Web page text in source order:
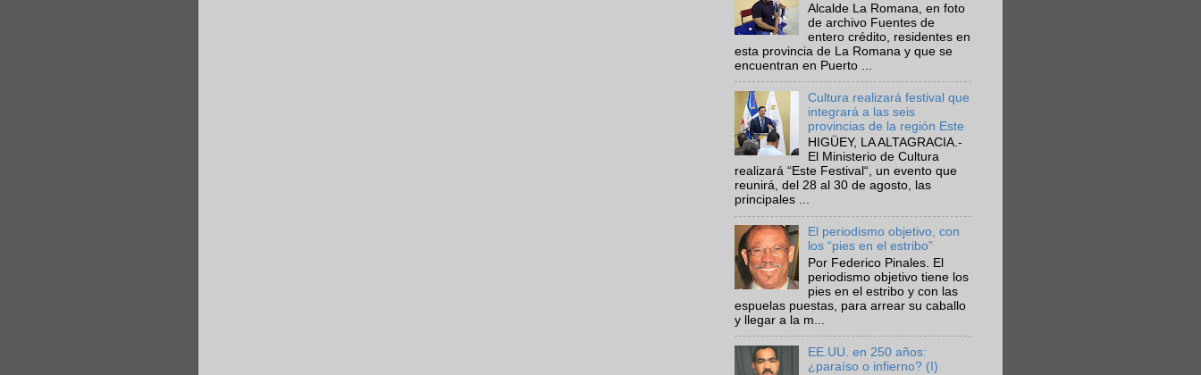
Alcalde La Romana, en foto
de archivo Fuentes de
entero crédito, residentes en
esta provincia de La Romana y que se
encuentran en Puerto ...
Cultura realizará festival que
integrará a las seis
provincias de la región Este
HIGÜEY, LA ALTAGRACIA.-
El Ministerio de Cultura
realizará “Este Festival“, un evento que
reunirá, del 28 al 30 de agosto, las
principales ...
El periodismo objetivo, con
los “pies en el estribo”
Por Federico Pinales. El
periodismo objetivo tiene los
pies en el estribo y con las
espuelas puestas, para arrear su caballo
y llegar a la m...
EE.UU. en 250 años:
¿paraíso o infierno? (I)